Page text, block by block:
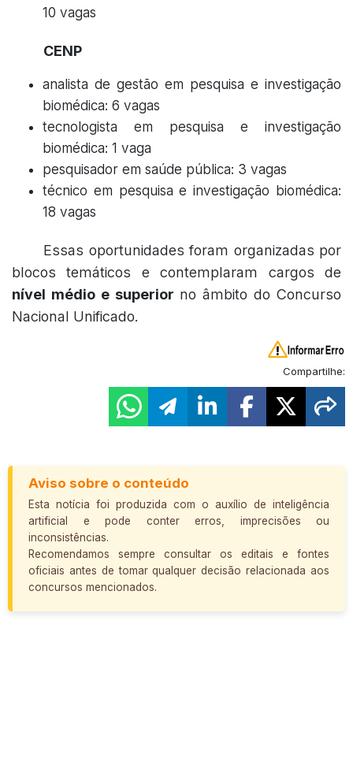
10 vagas
CENP
analista de gestão em pesquisa e investigação
biomédica: 6 vagas
tecnologista em pesquisa e investigação
biomédica: 1 vaga
pesquisador em saúde pública: 3 vagas
técnico em pesquisa e investigação biomédica:
18 vagas
Essas oportunidades foram organizadas por
blocos temáticos e contemplaram cargos de
nível médio e superior no âmbito do Concurso
Nacional Unificado.
Compartilhe:
Aviso sobre o conteúdo
Esta notícia foi produzida com o auxílio de inteligência
artificial e pode conter erros, imprecisões ou
inconsistências.
Recomendamos sempre consultar os editais e fontes
oficiais antes de tomar qualquer decisão relacionada aos
concursos mencionados.